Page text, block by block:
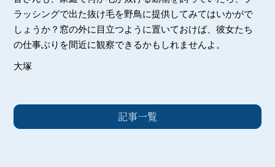
ラッシングで出た抜け毛を野鳥に提供してみてはいかがで
しょうか？窓の外に目立つように置いておけば、彼女たち
の仕事ぶりを間近に観察できるかもしれませんよ。
大塚
記事一覧